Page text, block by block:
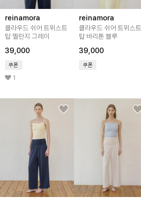
reinamora
클라우드 쉬어 트위스트
탑 멜란지 그레이
39,000
쿠폰
1
reinamora
클라우드 쉬어 트위스트
탑 바리톤 블루
39,000
쿠폰